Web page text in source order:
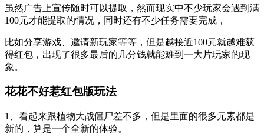
虽然广告上宣传随时可以提取，然而现实中不少玩家会遇到满
100元才能提取的情况，同时还有不少任务需要完成，
比如分享游戏、邀请新玩家等等，但是越接近100元就越难获
得红包，出现了很多最后的几分钱就能难到一大片玩家的现
象。
花花不好惹红包版玩法
1、看起来跟植物大战僵尸差不多，但是里面的很多元素都是
新的，算是一个全新的体验。